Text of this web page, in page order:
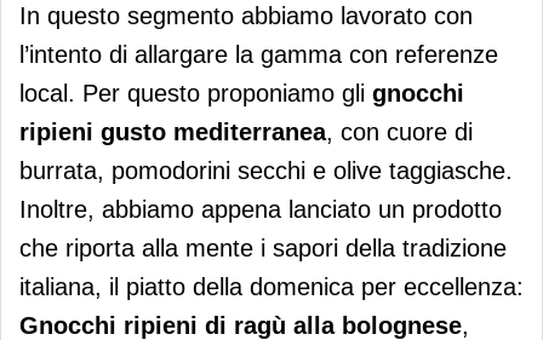
In questo segmento abbiamo lavorato con
l’intento di allargare la gamma con referenze
local. Per questo proponiamo gli gnocchi
ripieni gusto mediterranea, con cuore di
burrata, pomodorini secchi e olive taggiasche.
Inoltre, abbiamo appena lanciato un prodotto
che riporta alla mente i sapori della tradizione
italiana, il piatto della domenica per eccellenza:
Gnocchi ripieni di ragù alla bolognese,